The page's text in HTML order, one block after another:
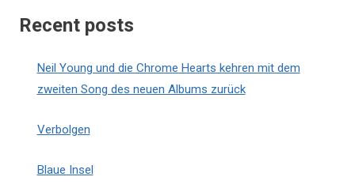
Recent posts
Neil Young und die Chrome Hearts kehren mit dem
zweiten Song des neuen Albums zurück
Verbolgen
Blaue Insel